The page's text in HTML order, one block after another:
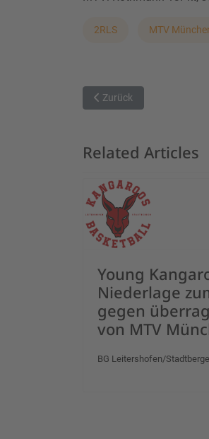
2RLS MTV
Vorheriger Beitrag: TSV
Zurück
Related Articles
Young
Niederlage
gegen
von MTV
BG Leitershofen/